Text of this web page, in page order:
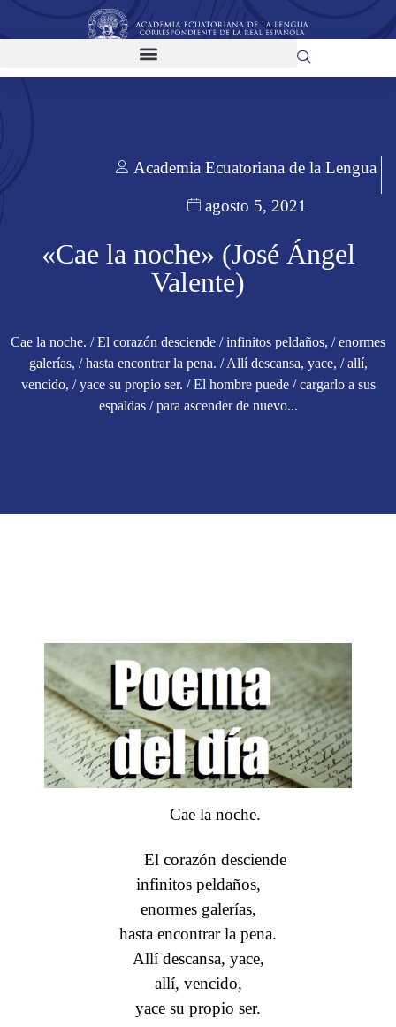
Academia Ecuatoriana de la Lengua
agosto 5, 2021
«Cae la noche» (José Ángel
Valente)
Cae la noche. / El corazón desciende / infinitos peldaños, / enormes
galerías, / hasta encontrar la pena. / Allí descansa, yace, / allí,
vencido, / yace su propio ser. / El hombre puede / cargarlo a sus
espaldas / para ascender de nuevo...
Cae la noche.
El corazón desciende
infinitos peldaños,
enormes galerías,
hasta encontrar la pena.
Allí descansa, yace,
allí, vencido,
yace su propio ser.